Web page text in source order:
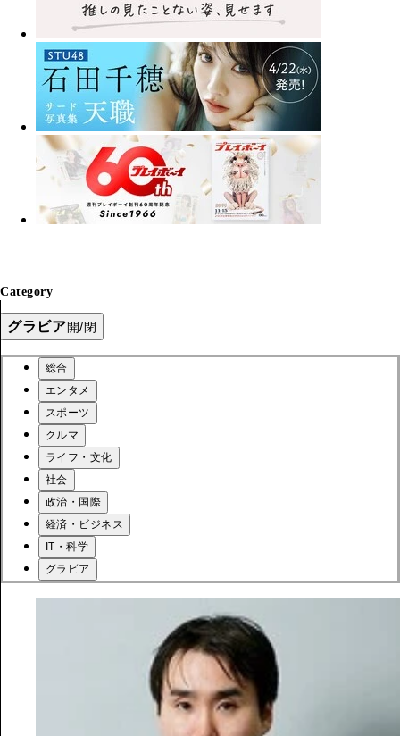
Category
グラビア開/閉
総合
エンタメ
スポーツ
クルマ
ライフ・文化
社会
政治・国際
経済・ビジネス
IT・科学
グラビア